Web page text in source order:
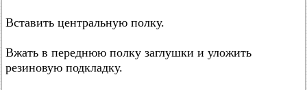
Вставить центральную полку.
Вжать в переднюю полку заглушки и уложить
резиновую подкладку.